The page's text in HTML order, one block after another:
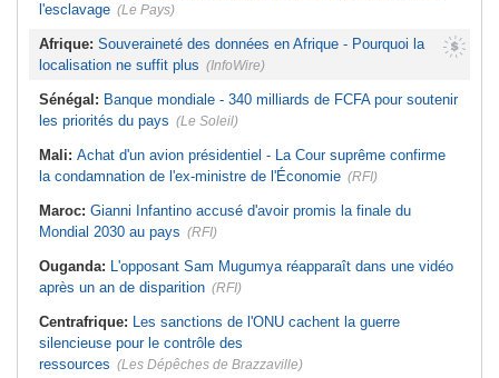
l'esclavage (Le Pays)
Afrique: Souveraineté des données en Afrique - Pourquoi la
localisation ne suffit plus (InfoWire)
Sénégal: Banque mondiale - 340 milliards de FCFA pour soutenir
les priorités du pays (Le Soleil)
Mali: Achat d'un avion présidentiel - La Cour suprême confirme
la condamnation de l'ex-ministre de l'Économie (RFI)
Maroc: Gianni Infantino accusé d'avoir promis la finale du
Mondial 2030 au pays (RFI)
Ouganda: L'opposant Sam Mugumya réapparaît dans une vidéo
après un an de disparition (RFI)
Centrafrique: Les sanctions de l'ONU cachent la guerre
silencieuse pour le contrôle des
ressources (Les Dépêches de Brazzaville)